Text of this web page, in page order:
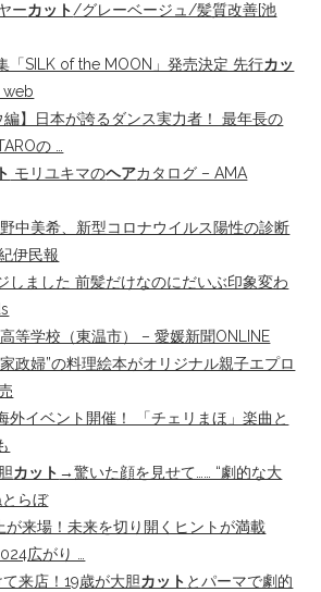
ーカット/グレーベージュ/髪質改善[池
「SILK of the MOON」発売決定 先行カッ
web
編】日本が誇るダンス実力者！ 最年長の
の …
モリユキマのヘアカタログ – AMA
中美希、新型コロナウイルス陽性の診断
伊民報
しました 前髪だけなのにだいぶ印象変わ
等学校（東温市） – 愛媛新聞ONLINE
政婦”の料理絵本がオリジナル親子エプロ
外イベント開催！ 「チェリまほ」楽曲と
カット →驚いた顔を見せて…… “劇的な大
らぼ
来場！未来を切り開くヒントが満載
広がり …
て来店！19歳が大胆カット とパーマで劇的